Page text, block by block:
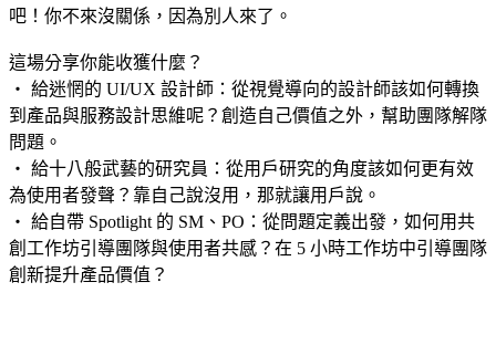
吧！你不來沒關係，因為別人來了。
這場分享你能收獲什麼？
‧ 給迷惘的 UI/­UX 設計師：從視覺導向的設計師該如何轉換
到產品與服務­設計思維呢？創造自己價值之外，幫助團隊解­隊
問題。
‧ 給十八般武藝的研究員：從用戶研究的角度該­如何更有效
為使用者發聲？靠自己說沒用，那­就讓用戶說。
‧ 給自帶 Spotlight 的 SM、PO：從問題定義出發，如何用共
創工­作坊引導團隊與使用者共感？在 5 小時工作坊中引導團隊
創新提升產品價值？